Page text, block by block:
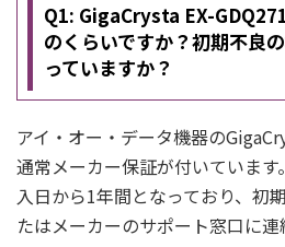
Q1: GigaCrysta EX-
のくらいですか？初期不良
っていますか？
アイ・オー・データ機器の
通常メーカー保証が付いていま
入日から1年間となっており、初
たはメーカーのサポート窓口に